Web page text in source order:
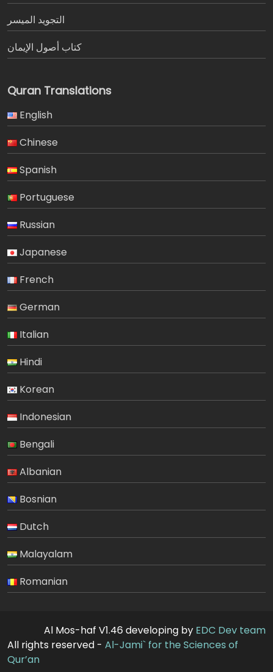
التجويد الميسر
كتاب أصول الإيمان
Quran Translations
English
Chinese
Spanish
Portuguese
Russian
Japanese
French
German
Italian
Hindi
Korean
Indonesian
Bengali
Albanian
Bosnian
Dutch
Malayalam
Romanian
Al Mos-haf V1.46 developing by EDC Dev team
All rights reserved - Al-Jami` for the Sciences of
Qur’an